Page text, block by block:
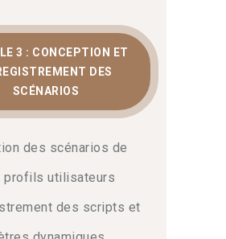
3 : CONCEPTION ET
DES
SCÉNARIOS
des scénarios de
profils utilisateurs
des scripts et